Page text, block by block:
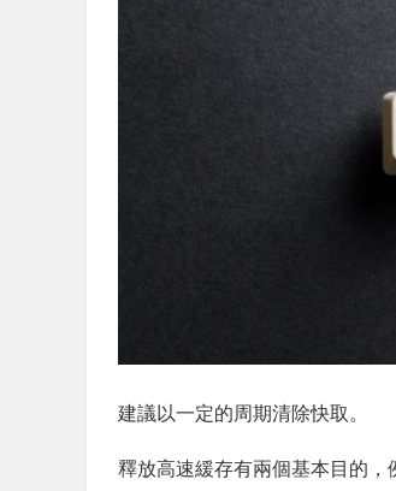
建議以一定的周期清除快取。
釋放高速緩存有兩個基本目的，